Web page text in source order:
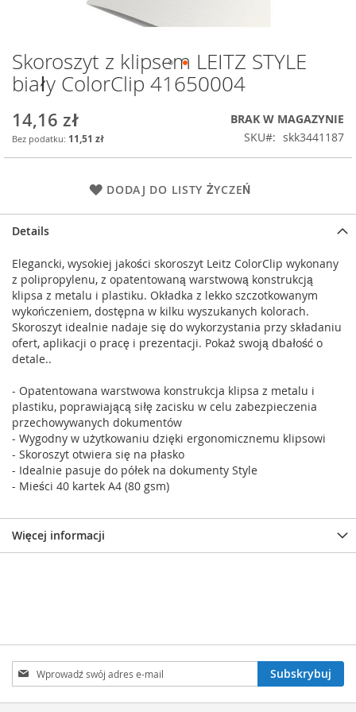
Przejdź
na
początek
Skoroszyt z klipsem LEITZ STYLE
biały ColorClip 41650004
14,16 zł
11,51 zł
BRAK W MAGAZYNIE
SKU
skk3441187
DODAJ DO LISTY ŻYCZEŃ
Details
Elegancki, wysokiej jakości skoroszyt Leitz ColorClip wykonany
z polipropylenu, z opatentowaną warstwową konstrukcją
klipsa z metalu i plastiku. Okładka z lekko szczotkowanym
wykończeniem, dostępna w kilku wyszukanych kolorach.
Skoroszyt idealnie nadaje się do wykorzystania przy składaniu
ofert, aplikacji o pracę i prezentacji. Pokaż swoją dbałość o
detale..
- Opatentowana warstwowa konstrukcja klipsa z metalu i
plastiku, poprawiającą siłę zacisku w celu zabezpieczenia
przechowywanych dokumentów
- Wygodny w użytkowaniu dzięki ergonomicznemu klipsowi
- Skoroszyt otwiera się na płasko
- Idealnie pasuje do półek na dokumenty Style
- Mieści 40 kartek A4 (80 gsm)
Więcej informacji
Subskrybuj
nasz
newsletter:
Subskrybuj